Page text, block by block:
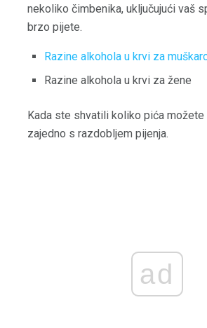
nekoliko čimbenika, uključujući vaš
brzo pijete.
Razine alkohola u krvi za
Razine alkohola u krvi za žene
Kada ste shvatili koliko pića
zajedno s razdobljem pijenja.
ad